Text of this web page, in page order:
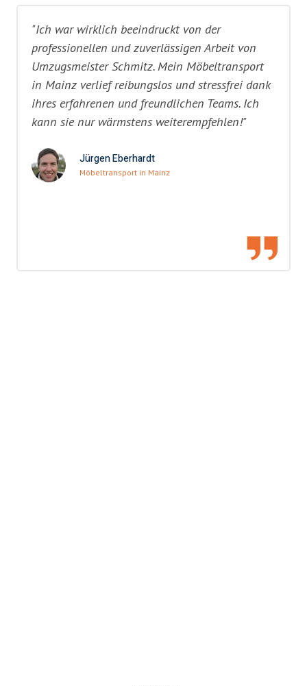
"Ich war wirklich beeindruckt von der
professionellen und zuverlässigen Arbeit von
Umzugsmeister Schmitz. Mein Möbeltransport
in Mainz verlief reibungslos und stressfrei dank
ihres erfahrenen und freundlichen Teams. Ich
kann sie nur wärmstens weiterempfehlen!"
Jürgen Eberhardt
Möbeltransport in Mainz